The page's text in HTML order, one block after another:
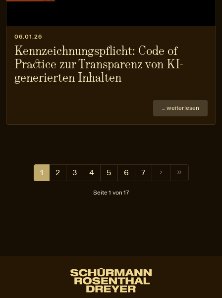
06.01.26
Kennzeichnungspflicht: Code of
Practice zur Transparenz von KI-
generierten Inhalten
… weiterlesen
1 2 3 4 5 6 7
Seite 1 von 17